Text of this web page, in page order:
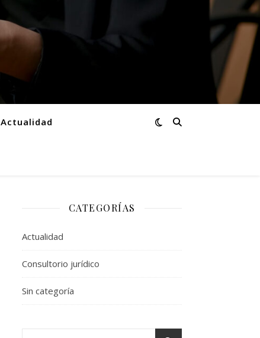
Actualidad
CATEGORÍAS
Actualidad
Consultorio jurídico
Sin categoría